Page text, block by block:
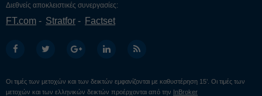
Διεθνείς αποκλειστικές συνεργασίες:
FT.com Stratfor Factset
Οι τιμές των μετοχών και των δεικτών εμφανίζονται με καθυστέρηση 15’. Οι τιμές των
μετοχών και των ελληνικών δεικτών προέρχονται από την InBroker